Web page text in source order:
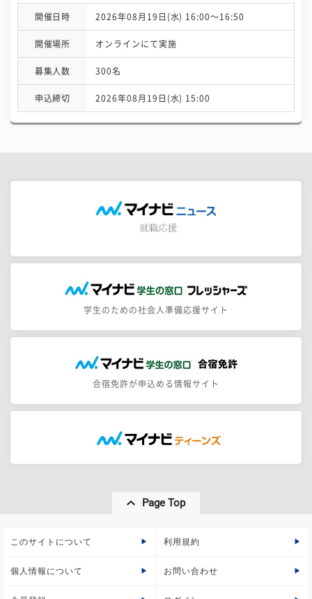
開催日時 2026年08月19日(水) 16:00〜16:50
開催場所 オンラインにて実施
募集人数 300名
申込締切 2026年08月19日(水) 15:00
学生のための社会人準備応援サイト
合宿免許が申込める情報サイト
Page Top
このサイトについて 利用規約
個人情報について お問い合わせ